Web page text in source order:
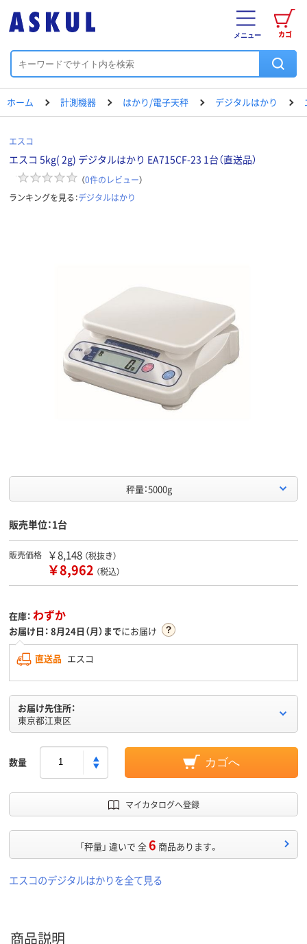
カゴ
メニュー
ホーム 計測機器 はかり/電子天秤 デジタルはかり
エスコ
エスコ 5kg( 2g) デジタルはかり EA715CF-23 1台（直送品）
（0件のレビュー）
ランキングを見る：デジタルはかり
秤量：5000g
販売単位：1台
販売価格 ￥8,148 （税抜き）
￥8,962 （税込）
在庫： わずか
お届け日： 8月24日（月）までにお届け
直送品 エスコ
お届け先住所：
東京都江東区
数量 カゴへ
マイカタログへ登録
「秤量」 違いで 全6 商品あります。
エスコのデジタルはかりを全て見る
商品説明